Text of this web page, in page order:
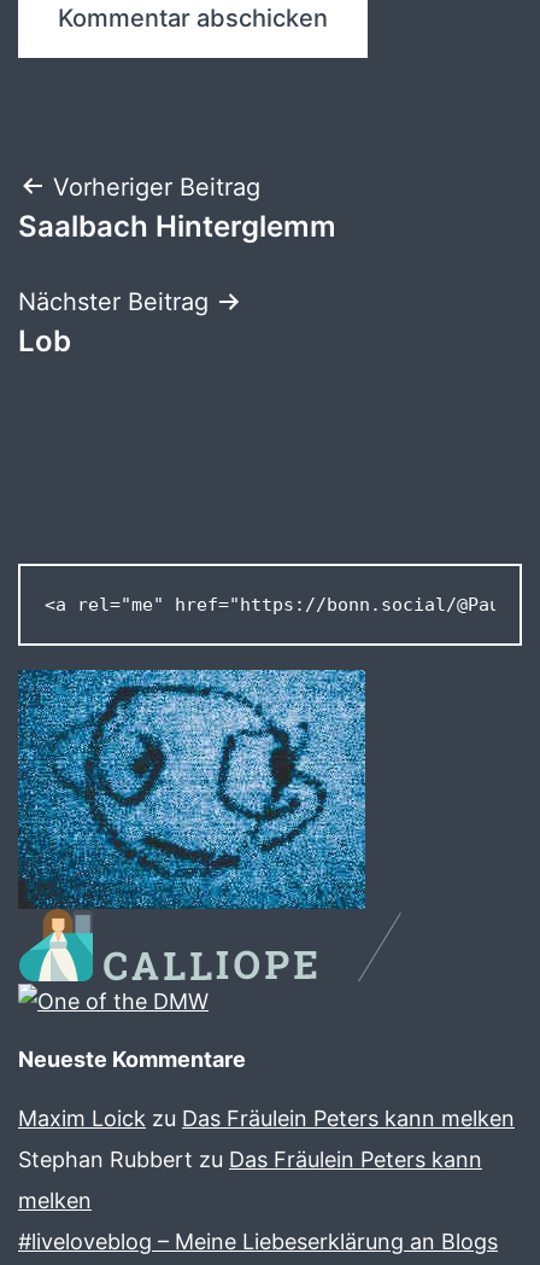
Beitragsnavigation
Vorheriger Beitrag
Saalbach Hinterglemm
Nächster Beitrag
Lob
<a rel="me" href="https://bonn.social/
Neueste Kommentare
Maxim Loick zu Das Fräulein Peters kann melken
Stephan Rubbert zu Das Fräulein Peters kann
melken
#liveloveblog – Meine Liebeserklärung an Blogs